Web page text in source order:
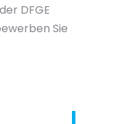
DFGE
Sie